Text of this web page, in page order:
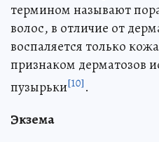
термином называют
волос, в отличие от
воспаляется только
признаком дерматозов
пузырьки[10].
Экзема